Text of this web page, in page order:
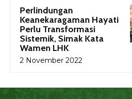
Perlindungan
Keanekaragaman Hayati
Perlu Transformasi
Sistemik, Simak Kata
Wamen LHK
2 November 2022